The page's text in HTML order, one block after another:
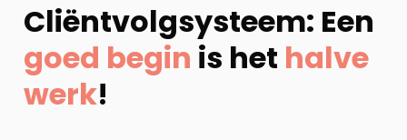
Cliëntvolgsysteem: Een
goed begin is het halve
werk!